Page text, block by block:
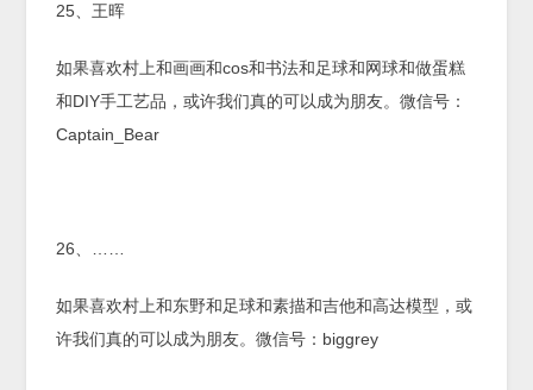
25、王晖
如果喜欢村上和画画和cos和书法和足球和网球和做蛋糕
和DIY手工艺品，或许我们真的可以成为朋友。微信号：
Captain_Bear
26、……
如果喜欢村上和东野和足球和素描和吉他和高达模型，或
许我们真的可以成为朋友。微信号：biggrey